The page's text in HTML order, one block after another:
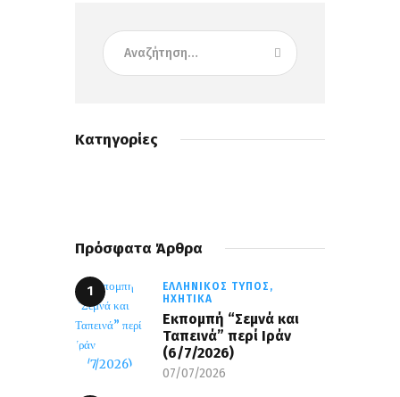
Κατηγορίες
Πρόσφατα Άρθρα
ΕΛΛΗΝΙΚΌΣ ΤΎΠΟΣ,
ΗΧΗΤΙΚΆ
Εκπομπή “Σεμνά και
Ταπεινά” περί Ιράν
(6/7/2026)
07/07/2026